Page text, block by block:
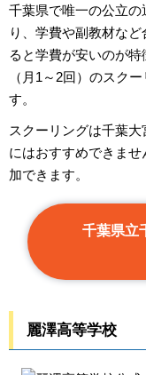
千葉県で唯一の公立
り、学費や副教材な
ると学費が安いのが
（月1～2回）のスク
す。
スクーリングは千葉
にはおすすめできま
加できます。
千葉県立
麗澤高等学校